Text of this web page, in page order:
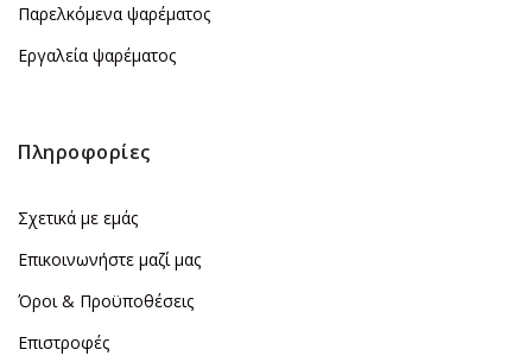
Παρελκόμενα ψαρέματος
Εργαλεία ψαρέματος
Πληροφορίες
Σχετικά με εμάς
Επικοινωνήστε μαζί μας
Όροι & Προϋποθέσεις
Επιστροφές